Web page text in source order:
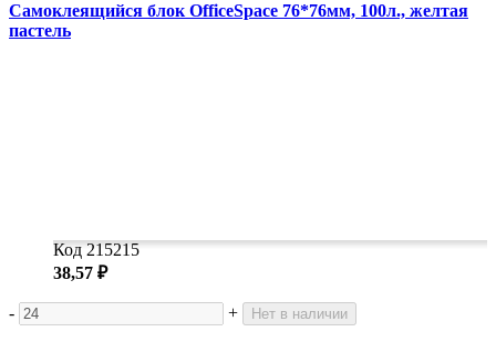
Самоклеящийся блок OfficeSpace 76*76мм, 100л., желтая
пастель
Код 215215
38,57 ₽
- + Нет в наличии